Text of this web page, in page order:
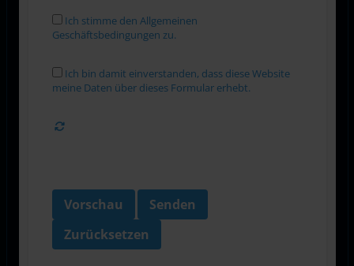
Ich stimme den Allgemeinen
Geschäftsbedingungen zu.
Ich bin damit einverstanden, dass diese Website
meine Daten über dieses Formular erhebt.
Vorschau
Senden
Zurücksetzen